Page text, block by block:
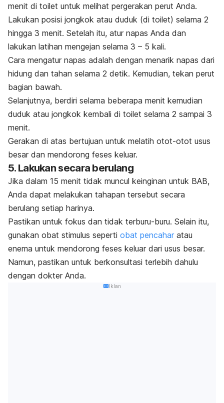
menit di toilet untuk melihat pergerakan perut Anda.
Lakukan posisi jongkok atau duduk (di toilet) selama 2
hingga 3 menit. Setelah itu, atur napas Anda dan
lakukan latihan mengejan selama 3 – 5 kali.
Cara mengatur napas adalah dengan menarik napas dari
hidung dan tahan selama 2 detik. Kemudian, tekan perut
bagian bawah.
Selanjutnya, berdiri selama beberapa menit kemudian
duduk atau jongkok kembali di toilet selama 2 sampai 3
menit.
Gerakan di atas bertujuan untuk melatih otot-otot usus
besar dan mendorong feses keluar.
5. Lakukan secara berulang
Jika dalam 15 menit tidak muncul keinginan untuk BAB,
Anda dapat melakukan tahapan tersebut secara
berulang setiap harinya.
Pastikan untuk fokus dan tidak terburu-buru. Selain itu,
gunakan obat stimulus seperti obat pencahar atau
enema untuk mendorong feses keluar dari usus besar.
Namun, pastikan untuk berkonsultasi terlebih dahulu
dengan dokter Anda.
Iklan